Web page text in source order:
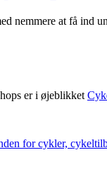
nemmere at få ind
er i øjeblikket
for cykler,